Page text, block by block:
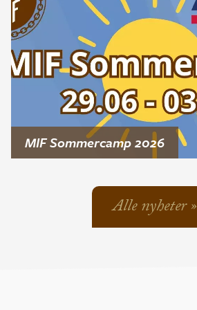
MIF Sommercamp 2026
Alle nyheter »